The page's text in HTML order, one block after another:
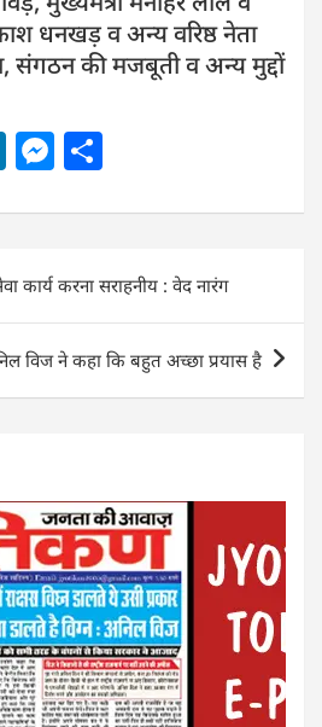
धनखड़ व अन्य वरिष्ठ नेता
संगठन की मजबूती व अन्य मुद्दों
Li
k
e
dI
n
M
ss
e
n
g
er
ar
e
कार्य करना सराहनीय : वेद नारंग
विज ने कहा कि बहुत अच्छा प्रयास है